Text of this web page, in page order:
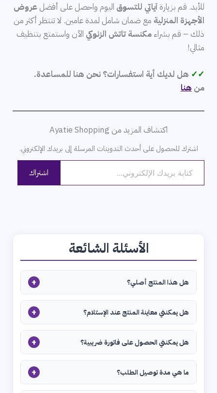
للأبد. قم بزيارةآياتي للتسوق اليوم واحصل على أفضلعروض
الأجهزة المنزلية مع ضمان شامل لمدة عامين. لا تنتظر أكثر من
ذلك – قم بشراءمكنسة تاتش الزنوكي الآن واستمتع بتنظيف
مثالي!
✓✓ هل لديك أية استفسارات؟ نحن هنا للمساعدة.
منهنا
اكتشاف المزيد من Ayatie Shopping
اشترك للحصول على أحدث التدوينات المرسلة إلى بريدك الإلكتروني.
كتابة بريدك الإلكتروني...
اشتراك
الأسئلة الشائعة
هل هذا المنتج أصلي؟ +
هل يمكنني معاينة المنتج عند الإستلام؟ +
هل يمكنني الحصول على فاتورة ضريبية؟ +
ما هي مدة توصيل الطلب؟ +